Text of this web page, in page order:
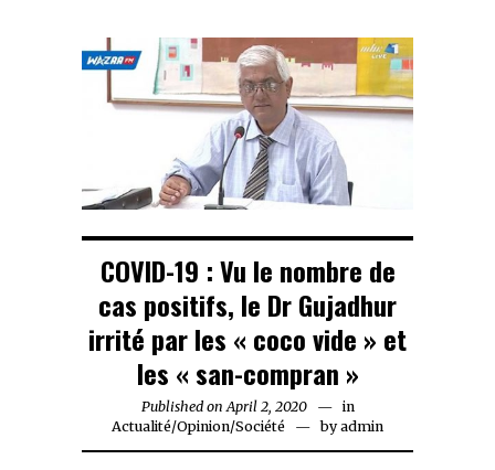
COVID-19 : Vu le nombre de
cas positifs, le Dr Gujadhur
irrité par les « coco vide » et
les « san-compran »
Published on April 2, 2020April
2,
in
Actualité/Opinion/Société byadmin